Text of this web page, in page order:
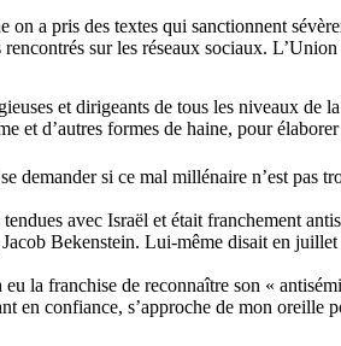
a pris des textes qui sanctionnent
sur les réseaux sociaux.
et dirigeants de tous les niveaux de
et d’autres formes de haine, pour
demander si ce mal millénaire n’est pas
avec Israël et était franchement
Jacob Bekenstein. Lui-même disait en juillet
la franchise de reconnaître son «
confiance, s’approche de mon oreille